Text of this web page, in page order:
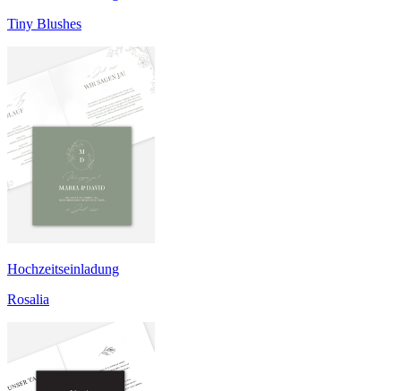
Tiny Blushes
Hochzeitseinladung
Rosalia